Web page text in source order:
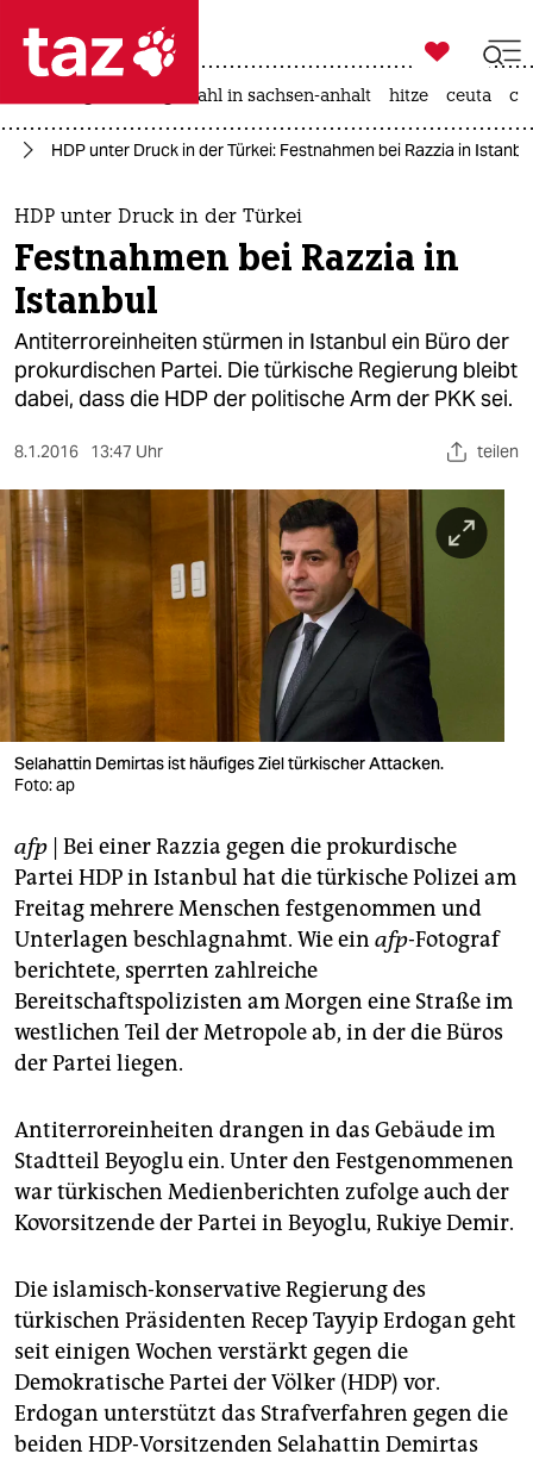
 taz zahl ich
taz zahl ich
themen
politik
öko
gesellschaft
sport
berlin
nord
wahrheit
verlag
verlag
veranstaltungen
shop
fragen & hilfe
unterstützen
abo
genossenschaft
epaper login

taz zahl ich
landtagswahl in sachsen-anhalt hitze ceuta
HDP unter Druck in der Türkei: Festnahmen bei Razzia in
HDP unter Druck in der Türkei
Festnahmen bei Razzia in
Istanbul
Antiterroreinheiten stürmen in Istanbul ein Büro der
prokurdischen Partei. Die türkische Regierung bleibt
dabei, dass die HDP der politische Arm der PKK sei.
8.1.2016 13:47 Uhr teilen
Selahattin Demirtas ist häufiges Ziel türkischer Attacken.
Foto: ap
afp | Bei einer Razzia gegen die prokurdische
Partei HDP in Istanbul hat die türkische Polizei am
Freitag mehrere Menschen festgenommen und
Unterlagen beschlagnahmt. Wie ein afp-Fotograf
berichtete, sperrten zahlreiche
Bereitschaftspolizisten am Morgen eine Straße im
westlichen Teil der Metropole ab, in der die Büros
der Partei liegen.
Antiterroreinheiten drangen in das Gebäude im
Stadtteil Beyoglu ein. Unter den Festgenommenen
war türkischen Medienberichten zufolge auch der
Kovorsitzende der Partei in Beyoglu, Rukiye Demir.
Die islamisch-konservative Regierung des
türkischen Präsidenten Recep Tayyip Erdogan geht
seit einigen Wochen verstärkt gegen die
Demokratische Partei der Völker (HDP) vor.
Erdogan unterstützt das Strafverfahren gegen die
beiden HDP-Vorsitzenden Selahattin Demirtas